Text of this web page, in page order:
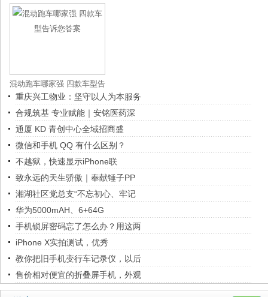
回
混动跑车哪家强 四款车型告
诉您
重庆兴工物业：坚守以人为本服务
合规筑基 专业赋能｜安铭医药深
通厦 KD 青创中心全域招商盛
微信和手机 QQ 有什么区别？
不越狱，快速显示iPhone联
致永远的天生骄傲｜奉献锤子PP
湘湖社区党总支“不忘初心、牢记
华为5000mAH、6+64G
手机锁屏密码忘了怎么办？用这两
iPhone X实拍测试，优秀
教你把旧手机变行车记录仪，以后
售价相对便宜的折叠屏手机，外观